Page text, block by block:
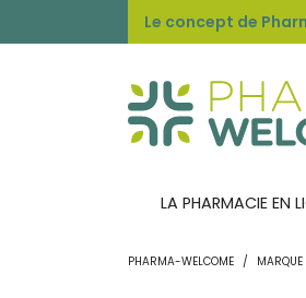
Le concept de
LA PHARMACIE EN
PHARMA-WELCOME MARQUE